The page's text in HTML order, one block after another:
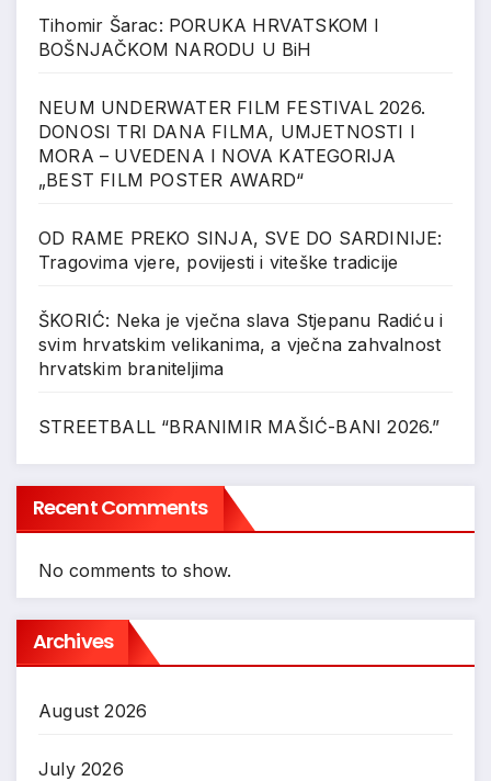
Tihomir Šarac: PORUKA HRVATSKOM I
BOŠNJAČKOM NARODU U BiH
NEUM UNDERWATER FILM FESTIVAL 2026.
DONOSI TRI DANA FILMA, UMJETNOSTI I
MORA – UVEDENA I NOVA KATEGORIJA
„BEST FILM POSTER AWARD“
OD RAME PREKO SINJA, SVE DO SARDINIJE:
Tragovima vjere, povijesti i viteške tradicije
ŠKORIĆ: Neka je vječna slava Stjepanu Radiću i
svim hrvatskim velikanima, a vječna zahvalnost
hrvatskim braniteljima
STREETBALL “BRANIMIR MAŠIĆ-BANI 2026.”
Recent Comments
No comments to show.
Archives
August 2026
July 2026